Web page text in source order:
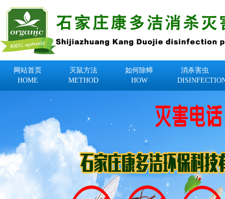
网站首页
HOME
灭鼠方法
METHOD
如何除蟑
HOW
消杀害虫